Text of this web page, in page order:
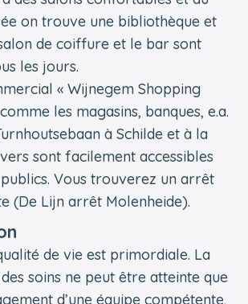
on trouve une bibliothèque et
de coiffure et le bar sont
les jours.
« Wijnegem Shopping
les magasins, banques, e.a.
à Schilde et à la
sont facilement accessibles
Vous trouverez un arrêt
(De Lijn arrêt Molenheide).
de vie est primordiale. La
soins ne peut être atteinte que
d’une équipe compétente,